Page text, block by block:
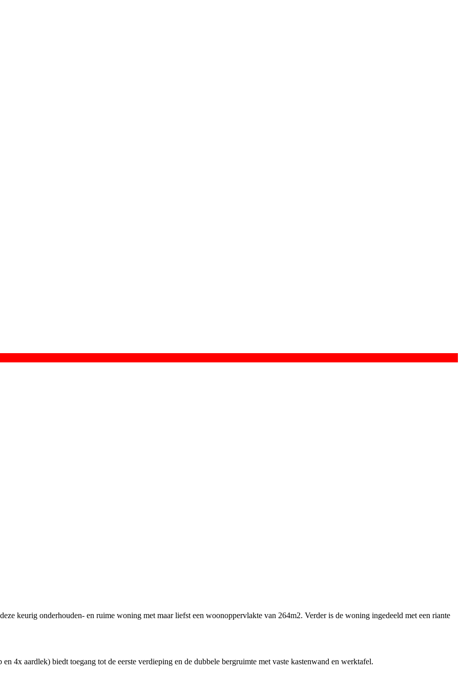
keurig onderhouden- en ruime woning met maar liefst een woonoppervlakte van 264m2. Verder is de woning ingedeeld met een riante
4x aardlek) biedt toegang tot de eerste verdieping en de dubbele bergruimte met vaste kastenwand en werktafel.